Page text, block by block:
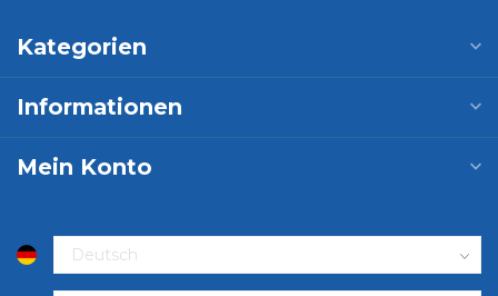
Kategorien
Informationen
Mein Konto